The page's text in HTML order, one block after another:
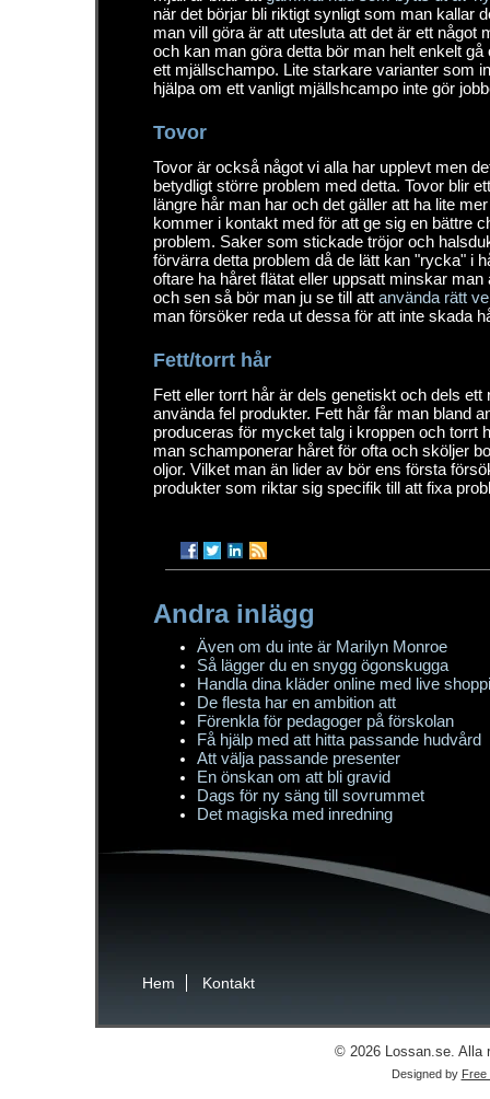
när det börjar bli riktigt synligt som man kallar
man vill göra är att utesluta att det är ett något
och kan man göra detta bör man helt enkelt gå
ett mjällschampo. Lite starkare varianter som
hjälpa om ett vanligt mjällshcampo inte gör
Tovor
Tovor är också något vi alla har upplevt men
betydligt större problem med detta. Tovor blir
längre hår man har och det gäller att ha lite
kommer i kontakt med för att ge sig en bättre
problem. Saker som stickade tröjor och
förvärra detta problem då de lätt kan "rycka" i
oftare ha håret flätat eller uppsatt minskar
och sen så bör man ju se till att använda rätt
man försöker reda ut dessa för att inte skada
Fett/torrt hår
Fett eller torrt hår är dels genetiskt och dels ett
använda fel produkter. Fett hår får man bland
produceras för mycket talg i kroppen och torrt
man schamponerar håret för ofta och sköljer
oljor. Vilket man än lider av bör ens första
produkter som riktar sig specifik till att fixa
Andra inlägg
Även om du inte är Marilyn Monroe
Så lägger du en snygg ögonskugga
Handla dina kläder online med live
De flesta har en ambition att
Förenkla för pedagoger på förskolan
Få hjälp med att hitta passande hudvård
Att välja passande presenter
En önskan om att bli gravid
Dags för ny säng till sovrummet
Det magiska med inredning
Hem Kontakt
© 2026 Lossan.se. Alla
Designed by Free